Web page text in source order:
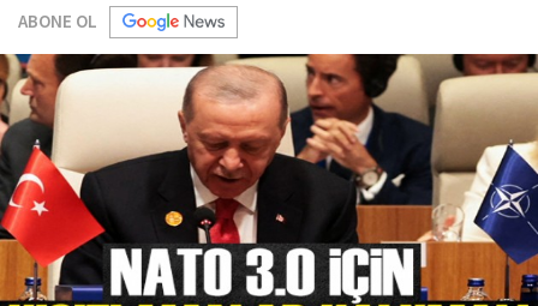
ABONE OL